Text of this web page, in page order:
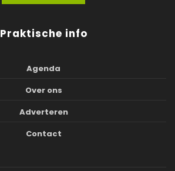
Praktische info
Agenda
Over ons
Adverteren
Contact